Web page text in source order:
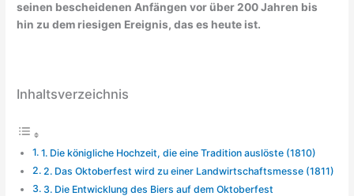
seinen bescheidenen Anfängen vor über 200 Jahren bis
hin zu dem riesigen Ereignis, das es heute ist.
Inhaltsverzeichnis
1. Die königliche Hochzeit, die eine Tradition auslöste (1810)
2. Das Oktoberfest wird zu einer Landwirtschaftsmesse (1811)
3. Die Entwicklung des Biers auf dem Oktoberfest